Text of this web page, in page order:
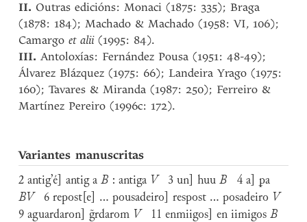
II. Outras edicións: Monaci (1875: 335); Braga
(1878: 184); Machado & Machado (1958: VI, 106);
Camargoet alii(1995: 84).
III. Antoloxías: Fernández Pousa (1951: 48-49);
Álvarez Blázquez (1975: 66); Landeira Yrago (1975:
160); Tavares & Miranda (1987: 250); Ferreiro &
Martínez Pereiro (1996c: 172).
Variantes manuscritas
2 antig’é] antig aB : antiga V 3 un] huuB 4 a] ꝑa
BV 6 repost[e] ... pousadeiro] respost ... posadeiro V
9 aguardaron] g̃rdarom V 11 enmiigos] en iimigosB